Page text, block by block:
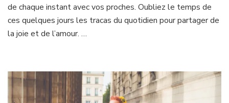
le
Vicomte
de chaque instant avec vos proches. Oubliez le temps de
ces quelques jours les tracas du quotidien pour partager de
la joie et de l’amour. …